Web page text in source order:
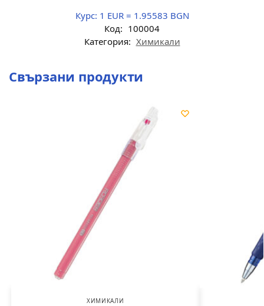
Курс: 1 EUR = 1.95583 BGN
Код: 100004
Категория: Химикали
Свързани продукти
ХИМИКАЛИ